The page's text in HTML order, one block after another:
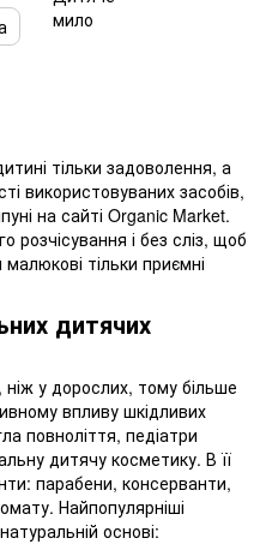
тільки задоволення, а
використовуваних засобів,
на сайті Organic Market.
розчісування і без сліз, щоб
тільки приємні
дитячих
у дорослих, тому більше
впливу шкідливих
повноліття, педіатри
дитячу косметику. В її
парабени, консерванти,
Найпопулярніші
основі: